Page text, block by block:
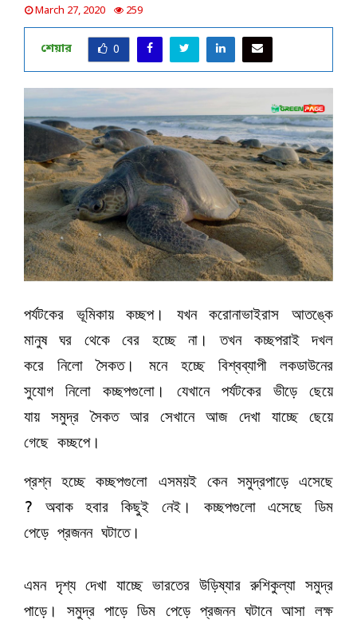
March 27, 2020 259
শেয়ার 0
পর্যটকের ভূমিকায় কচ্ছপ। যখন করোনাভাইরাস আতঙ্কে
মানুষ ঘর থেকে বের হচ্ছে না। তখন কচ্ছপরাই দখল
করে নিলো সৈকত। মনে হচ্ছে বিশ্বব্যাপী লকডাউনের
সুযোগ নিলো কচ্ছপগুলো। যেখানে পর্যটকের ভীড়ে ছেয়ে
যায় সমুদ্র সৈকত আর সেখানে আজ দেখা যাচ্ছে ছেয়ে
গেছে কচ্ছপে।
প্রশ্ন হচ্ছে কচ্ছপগুলো এসময়ই কেন সমুদ্রপাড়ে এসেছে
? অবাক হবার কিছুই নেই। কচ্ছপগুলো এসেছে ডিম
পেড়ে প্রজনন ঘটাতে।
এমন দৃশ্য দেখা যাচ্ছে ভারতের উড়িষ্যার রুশিকুল্যা সমুদ্র
পাড়ে। সমুদ্র পাড়ে ডিম পেড়ে প্রজনন ঘটানে আসা লক্ষ